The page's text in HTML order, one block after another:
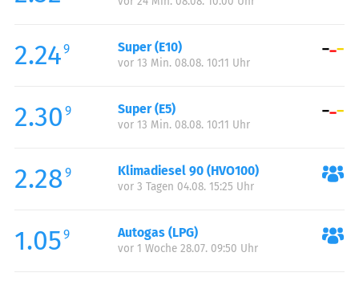
Donnerstag:
Samstag:
08:00-19:00
Sonntag:
2.249 Super (E10)
vor 13 Min. 08.08. 10:11 Uhr
2.30 9 Super (E5)
vor 13 Min. 08.08. 10:11 Uhr
2.28 9 Klimadiesel 90 (HVO100)
vor 3 Tagen 04.08. 15:25 Uhr
1.059 Autogas (LPG)
vor 1 Woche 28.07. 09:50 Uhr